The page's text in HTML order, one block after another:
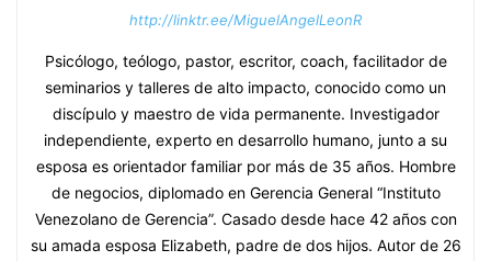
http://linktr.ee/MiguelAngelLeonR
Psicólogo, teólogo, pastor, escritor, coach, facilitador de
seminarios y talleres de alto impacto, conocido como un
discípulo y maestro de vida permanente. Investigador
independiente, experto en desarrollo humano, junto a su
esposa es orientador familiar por más de 35 años. Hombre
de negocios, diplomado en Gerencia General “Instituto
Venezolano de Gerencia”. Casado desde hace 42 años con
su amada esposa Elizabeth, padre de dos hijos. Autor de 26